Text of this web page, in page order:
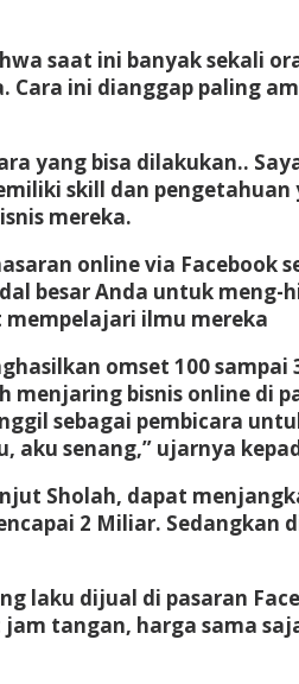
saat ini banyak
ini dianggap paling
yang bisa dilakukan..
skill dan
mereka.
online via
besar Anda untuk
mempelajari ilmu mereka
omset 100
menjaring bisnis online di
sebagai pembicara
senang,” ujarnya
Sholah, dapat
2 Miliar.
laku dijual di pasaran
tangan, harga sama